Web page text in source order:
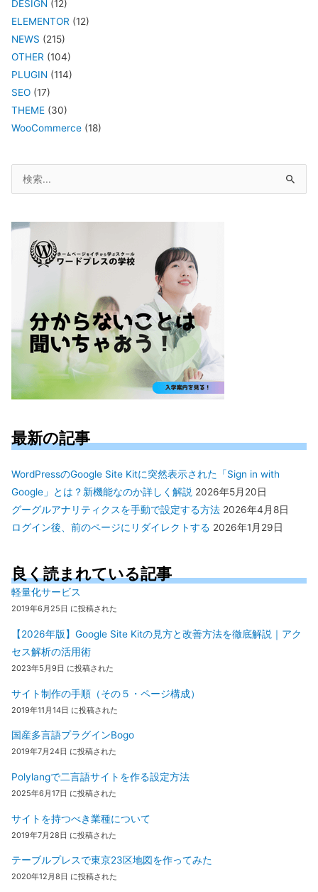
DESIGN (12)
ELEMENTOR (12)
NEWS (215)
OTHER (104)
PLUGIN (114)
SEO (17)
THEME (30)
WooCommerce (18)
象:
最新の記事
WordPressのGoogle Site Kitに突然表示された「Sign in with
Google」とは？新機能なのか詳しく解説 2026年5月20日
グーグルアナリティクスを手動で設定する方法 2026年4月8日
ログイン後、前のページにリダイレクトする 2026年1月29日
良く読まれている記事
軽量化サービス
2019年6月25日 に投稿された
【2026年版】Google Site Kitの見方と改善方法を徹底解説｜アク
セス解析の活用術
2023年5月9日 に投稿された
サイト制作の手順（その５・ページ構成）
2019年11月14日 に投稿された
国産多言語プラグインBogo
2019年7月24日 に投稿された
Polylangで二言語サイトを作る設定方法
2025年6月17日 に投稿された
サイトを持つべき業種について
2019年7月28日 に投稿された
テーブルプレスで東京23区地図を作ってみた
2020年12月8日 に投稿された